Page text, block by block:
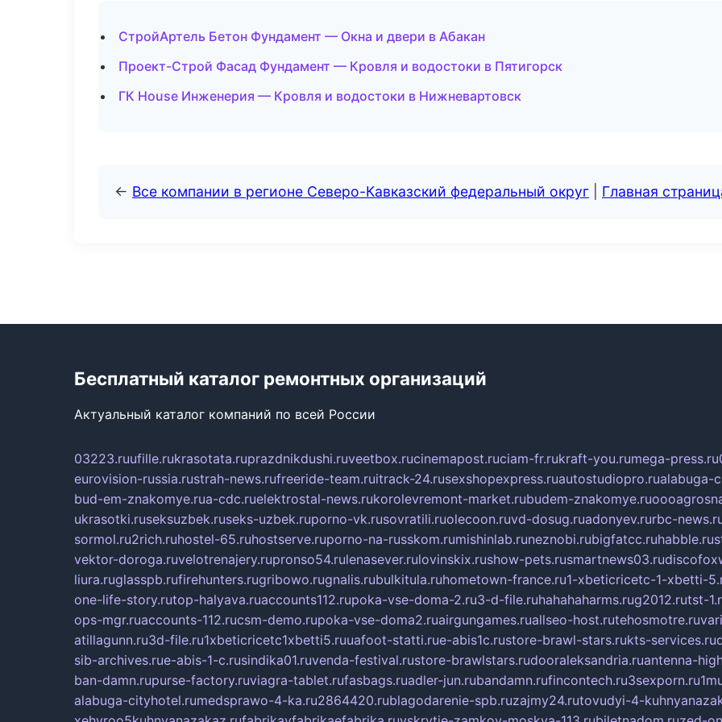
СтройАртель Бетон Фундамент — Окна и двери в Абакан
Проект-Строй Фасад Фундамент — Кровля и водостоки в Пятигорск
ГК House Инженерия — Кровля и водостоки в Нижневартовск
← Все компании в регионе Северо-Кавказский федеральный округ Главная
Бесплатный каталог ремонтных организаций
Актуальный каталог компаний по всей России
03223.ruufille.rukrasotata.ruprazdnikdushi.ruveetbox.rucinemapost.ruciam-fr.rukraft-you.rumega-press.ru
eurovision-russia.rustrah-news.rufreeride-team.ruitrack-24.rusexshopexpress.ruautostudiopro.rualabuga-
bud-em-znakomye.rua-cdc.ruelektrostal-news.rukorolevremont-market.rubudem-znakomye.ru
ukrasotki.ruseksuzbek.ruseks-uzbek.ruporno-vk.rusovratili.ruolecoon.ruvd-dosug.ruadonyev.rurbc-
sormol.ru2rich.ruhostel-65.ruhostserve.ruporno-na-russkom.rumishinlab.runeznobi.rubigfatcc.ruhabble.ru
vektor-doroga.ruvelotrenajery.rupronso54.rulenasever.rulovinskix.rushow-pets.rusmartnews03.ru
liura.ruglasspb.rufirehunters.rugribowo.rugnalis.rubulkitula.ruhometown-france.ru1-xbeticricetc-1-xbetti-
one-life-story.rutop-halyava.ruaccounts112.rupoka-vse-doma-2.ru3-d-file.ruhahahaharms.rug2012.rutst-
ops-mgr.ruaccounts-112.rucsm-demo.rupoka-vse-doma2.ruairgungames.ruallseo-host.rutehosmotre.ru
atillagunn.ru3d-file.ru1xbeticricetc1xbetti5.ruuafoot-statti.rue-abis1c.rustore-brawl-stars.rukts-services.ru
sib-archives.rue-abis-1-c.rusindika01.ruvenda-festival.rustore-brawlstars.rudooraleksandria.ruantenna-
ban-damn.rupurse-factory.ruviagra-tablet.rufasbags.ruadler-jun.rubandamn.rufincontech.ru3sexporn.ru
alabuga-cityhotel.rumedsprawo-4-ka.ru2864420.rublagodarenie-spb.ruzajmy24.rutovudyi-4-